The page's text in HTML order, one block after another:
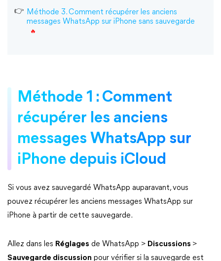
Méthode 3. Comment récupérer les anciens
messages WhatsApp sur iPhone sans sauvegarde
Méthode 1 : Comment
récupérer les anciens
messages WhatsApp sur
iPhone depuis iCloud
Si vous avez sauvegardé WhatsApp auparavant, vous
pouvez récupérer les anciens messages WhatsApp sur
iPhone à partir de cette sauvegarde.
Allez dans les Réglages de WhatsApp > Discussions >
Sauvegarde discussion pour vérifier si la sauvegarde est